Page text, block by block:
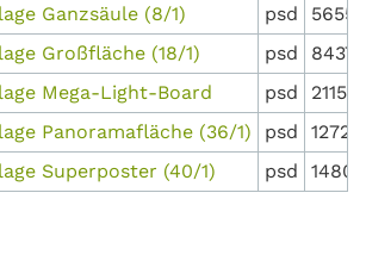
Ganzsäule (8/1)
psd
5655
Großfläche (18/1)
psd
8437
Mega-Light-Board
psd
21152
Panoramafläche (36/1)
psd
Superposter (40/1)
psd